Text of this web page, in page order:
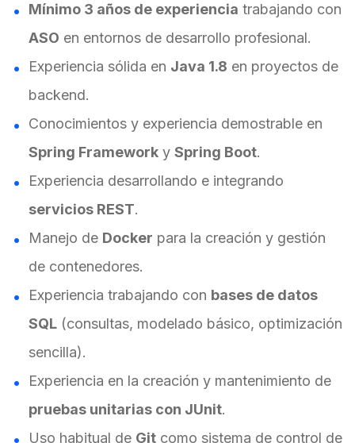
Mínimo 3 años de experiencia trabajando con
ASO en entornos de desarrollo profesional.
Experiencia sólida en Java 1.8 en proyectos de
backend.
Conocimientos y experiencia demostrable en
Spring Framework y Spring Boot.
Experiencia desarrollando e integrando
servicios REST.
Manejo de Docker para la creación y gestión
de contenedores.
Experiencia trabajando con bases de datos
SQL (consultas, modelado básico, optimización
sencilla).
Experiencia en la creación y mantenimiento de
pruebas unitarias con JUnit.
Uso habitual de Git como sistema de control de